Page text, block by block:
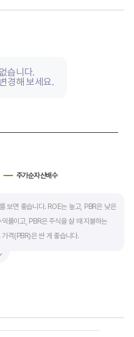
주가순자산배수
습니다.
경해 보세요.
보면 좋습니다. ROE는 높고, PBR은 낮은
률이고, PBR은 주식을 살 때 지불하는
격(PBR)은 싼 게 좋습니다.